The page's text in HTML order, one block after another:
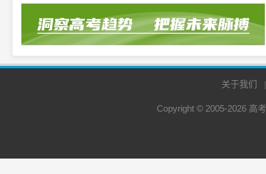
关于我们
Copyright © 2005-2026 高